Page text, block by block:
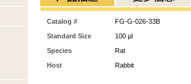
Catalog #
FG-G-026-33B
Standard Size
100 µl
Species
Rat
Host
Rabbit